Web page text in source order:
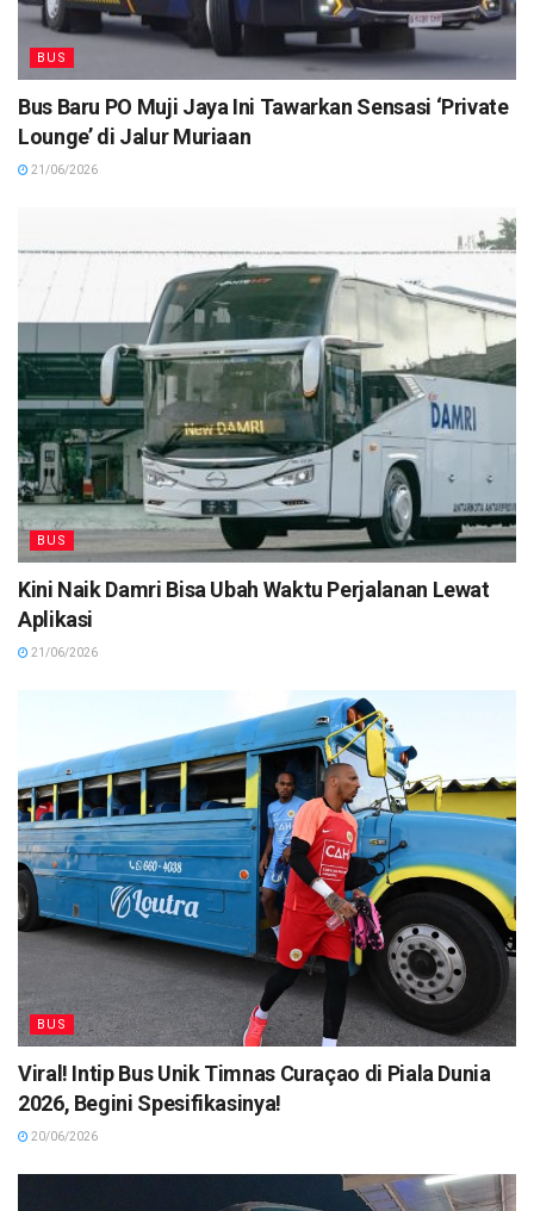
BUS
Bus Baru PO Muji Jaya Ini Tawarkan Sensasi ‘Private
Lounge’ di Jalur Muriaan
21/06/2026
BUS
Kini Naik Damri Bisa Ubah Waktu Perjalanan Lewat
Aplikasi
21/06/2026
BUS
Viral! Intip Bus Unik Timnas Curaçao di Piala Dunia
2026, Begini Spesifikasinya!
20/06/2026